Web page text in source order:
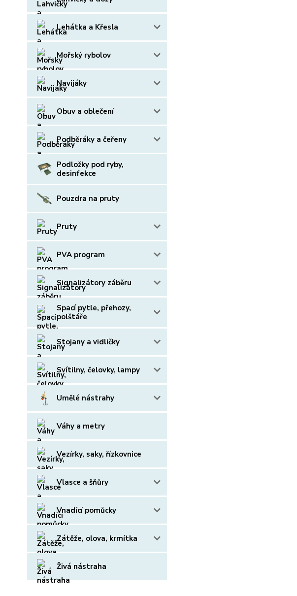
Lehátka a Křesla
Mořský rybolov
Navijáky
Obuv a oblečení
Podběráky a čeřeny
Podložky pod ryby,
desinfekce
Pouzdra na pruty
Pruty
PVA program
Signalizátory záběru
Spací pytle, přehozy,
polštáře
Stojany a vidličky
Svítilny, čelovky, lampy
Umělé nástrahy
Váhy a metry
Vezírky, saky, řízkovnice
Vlasce a šňůry
Vnadící pomůcky
Zátěže, olova, krmítka
Živá nástraha